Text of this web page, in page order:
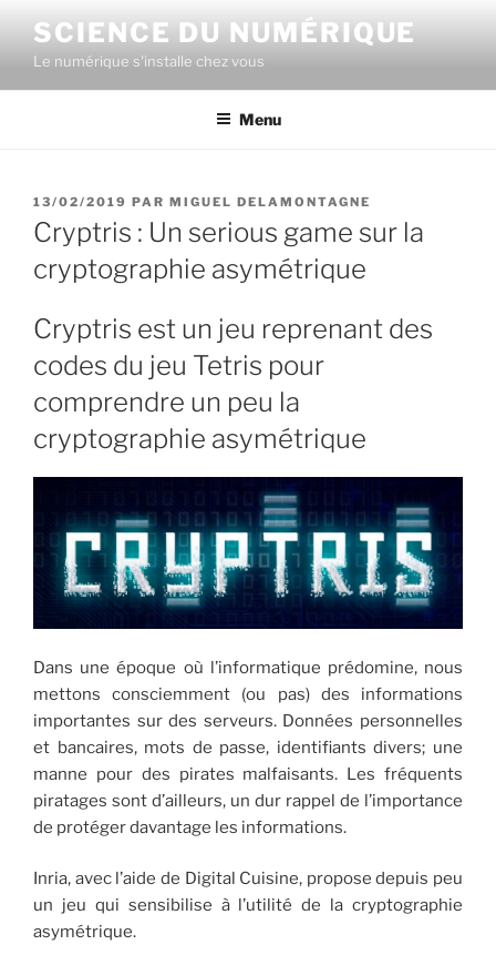
contenu
principal
SCIENCE DU NUMÉRIQUE
Le numérique s'installe chez vous
Menu
PUBLIÉ
LE
13/02/2019 PAR MIGUEL DELAMONTAGNE
Cryptris : Un serious game sur la
cryptographie asymétrique
Cryptris est un jeu reprenant des
codes du jeu Tetris pour
comprendre un peu la
cryptographie asymétrique
Dans une époque où l’informatique prédomine, nous
mettons consciemment (ou pas) des informations
importantes sur des serveurs. Données personnelles
et bancaires, mots de passe, identifiants divers; une
manne pour des pirates malfaisants. Les fréquents
piratages sont d’ailleurs, un dur rappel de l’importance
de protéger davantage les informations.
Inria, avec l’aide de Digital Cuisine, propose depuis peu
un jeu qui sensibilise à l’utilité de la cryptographie
asymétrique.